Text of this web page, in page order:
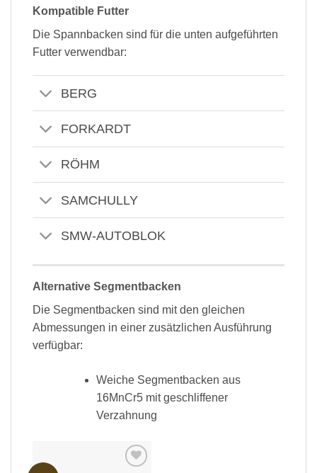
Kompatible Futter
Die Spannbacken sind für die unten aufgeführten
Futter verwendbar:
BERG
FORKARDT
RÖHM
SAMCHULLY
SMW-AUTOBLOK
Alternative Segmentbacken
Die Segmentbacken sind mit den gleichen
Abmessungen in einer zusätzlichen Ausführung
verfügbar:
Weiche Segmentbacken aus
16MnCr5 mit geschliffener
Verzahnung